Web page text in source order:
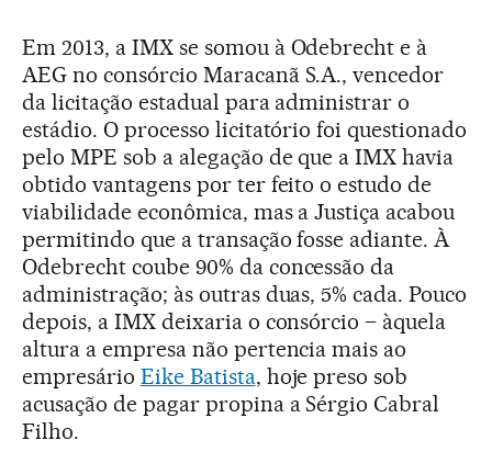
Em 2013, a IMX se somou à Odebrecht e à
AEG no consórcio Maracanã S.A., vencedor
da licitação estadual para administrar o
estádio. O processo licitatório foi questionado
pelo MPE sob a alegação de que a IMX havia
obtido vantagens por ter feito o estudo de
viabilidade econômica, mas a Justiça acabou
permitindo que a transação fosse adiante. À
Odebrecht coube 90% da concessão da
administração; às outras duas, 5% cada. Pouco
depois, a IMX deixaria o consórcio – àquela
altura a empresa não pertencia mais ao
empresário Eike Batista, hoje preso sob
acusação de pagar propina a Sérgio Cabral
Filho.